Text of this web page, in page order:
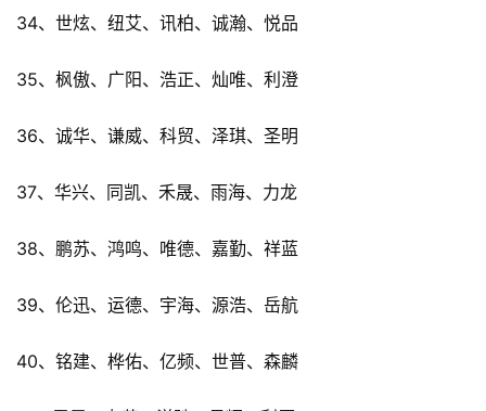
34、世炫、纽艾、讯柏、诚瀚、悦品
35、枫傲、广阳、浩正、灿唯、利澄
36、诚华、谦威、科贸、泽琪、圣明
37、华兴、同凯、禾晟、雨海、力龙
38、鹏苏、鸿鸣、唯德、嘉勤、祥蓝
39、伦迅、运德、宇海、源浩、岳航
40、铭建、桦佑、亿频、世普、森麟